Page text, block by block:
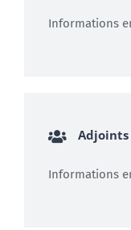
Informations
Informations